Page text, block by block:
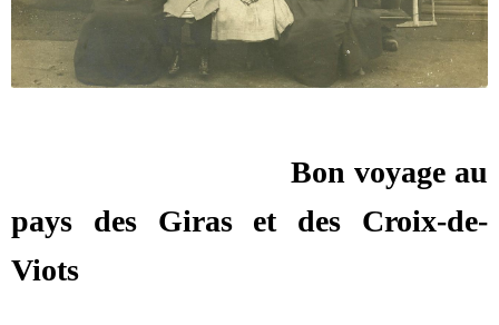
Bon voyage au
pays des Giras et des Croix-de-
Viots